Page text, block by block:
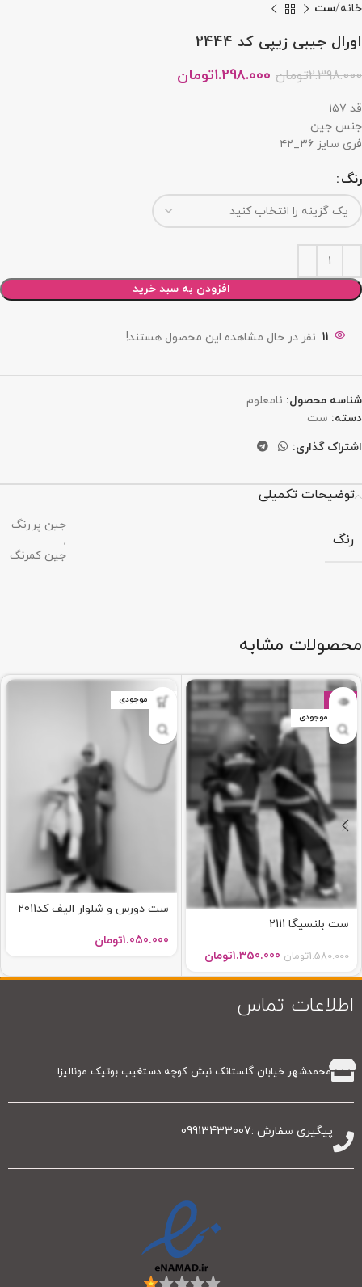
خانه ست
اورال جیبی زیپی کد 2444
2.398.000تومان 1.298.000تومان
قد ۱۵۷
جنس جین
فری سایز ۳۶_۴۲
رنگ
افزودن به سبد خرید
11 نفر در حال مشاهده این محصول هستند!
شناسه محصول: نامعلوم
دسته: ست
اشتراک گذاری:
توضیحات تکمیلی
رنگ
جین پررنگ
,
جین کمرنگ
محصولات مشابه
-15%
اتمام موجودی
ست بلنسیگا 2111
1.580.000تومان 1.350.000تومان
اتمام موجودی
ست دورس و شلوار الیف کد2011
1.050.000تومان
اطلاعات تماس
محمدشهر خیابان گلستانک نبش کوچه دستغیب بوتیک مونالیزا
پیگیری سفارش :09913433007